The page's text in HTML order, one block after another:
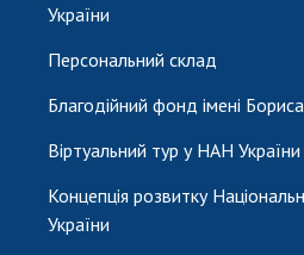
ПРОФСПІЛКА НАН УКРАЇНИ
КАБІНЕТ
України
Персональний склад
Благодійний фонд імені
Віртуальний тур у НАН України
Концепція розвитку
України